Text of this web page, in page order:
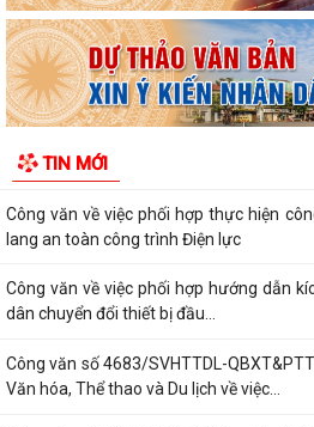
TIN MỚI
phố Ban hành Bộ tiêu chí thực hiện Đề
Chung kết Hội thi lực lượng tham gia
toàn quốc (lần thứ 1) năm...
dân thành phố Hải Phòng Quy định mức...
Công văn về việc phối hợp thực hiện
lang an toàn công trình Điện lực
Công văn về việc phối hợp hướng dẫn
dân chuyển đổi thiết bị đầu...
Công văn số 4683/SVHTTDL-
Văn hóa, Thể thao và Du lịch về việc...